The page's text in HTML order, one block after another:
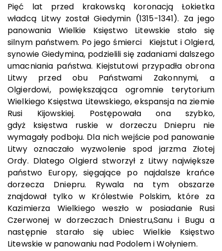
Pięć lat przed krakowską koronacją Łokietka
władcą Litwy został Giedymin (1315-1341). Za jego
panowania Wielkie Księstwo Litewskie stało się
silnym państwem. Po jego śmierci Kiejstut i Olgierd,
synowie Giedymina, podzielili się zadaniami dalszego
umacniania państwa. Kiejstutowi przypadła obrona
Litwy przed obu Państwami Zakonnymi, a
Olgierdowi, powiększająca ogromnie terytorium
Wielkiego Księstwa Litewskiego, ekspansja na ziemie
Rusi Kijowskiej. Postępowała ona szybko,
gdyż księstwa ruskie w dorzeczu Dniepru nie
wymagały podboju. Dla nich wejście pod panowanie
Litwy oznaczało wyzwolenie spod jarzma Złotej
Ordy. Dlatego Olgierd stworzył z Litwy największe
państwo Europy, sięgające po najdalsze krańce
dorzecza Dniepru. Rywala na tym obszarze
znajdował tylko w Królestwie Polskim, które za
Kazimierza Wielkiego weszło w posiadanie Rusi
Czerwonej w dorzeczach Dniestru,Sanu i Bugu a
następnie starało się ubiec Wielkie Księstwo
Litewskie w panowaniu nad Podolem i Wołyniem.